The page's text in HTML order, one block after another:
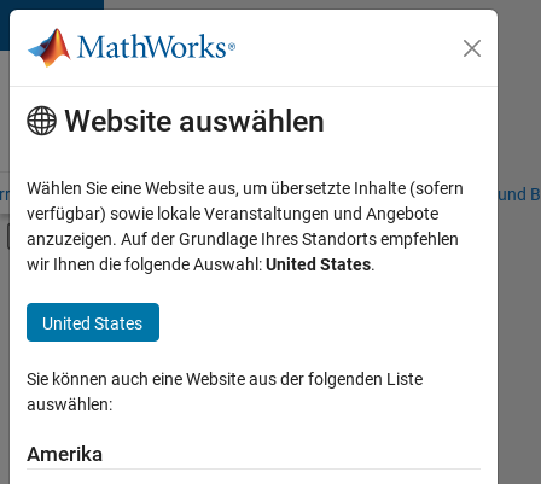
Weiter zum Inhalt
Karriere
bei
MathWorks
– Übersicht Stellensuche Niederlassungen Studierende und
Umschaltung für Off-Canvas-
Hauptinhalt
Education Sales
Büro- und Verwaltungsdienste
+1
Derzeit
Website auswählen
Wählen Sie eine Website aus, um übersetzte Inhalte (sofern
verfügbar) sowie lokale Veranstaltungen und Angebote
anzuzeigen. Auf der Grundlage Ihres Standorts empfehlen
wir Ihnen die folgende Auswahl:United States.
United States
Sie können auch eine Website aus der folgenden Liste
auswählen:
Amerika